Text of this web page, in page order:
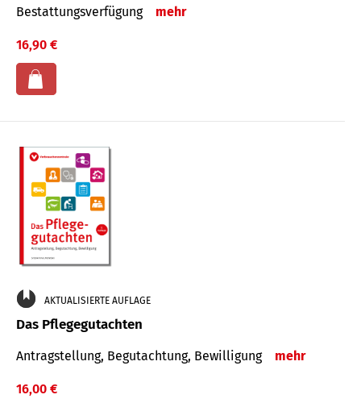
Bestat­tungs­ver­fügung
mehr
16,90 €
AKTUALISIERTE AUFLAGE
Das Pflegegutachten
Antragstellung, Begutachtung, Bewilligung mehr
16,00 €